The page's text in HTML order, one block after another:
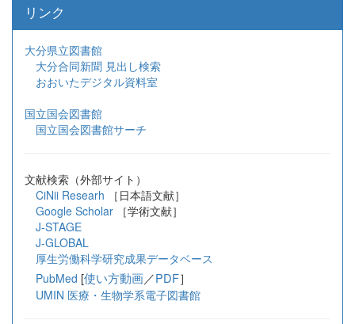
リンク
大分県立図書館
大分合同新聞 見出し検索
おおいたデジタル資料室
国立国会図書館
国立国会図書館サーチ
文献検索（外部サイト）
CiNii Researh ［日本語文献］
Google Scholar
［学術文献］
J-STAGE
J-GLOBAL
厚生労働科学研究成果データベース
PubMed [使い方動画／PDF］
UMIN 医療・生物学系電子図書館